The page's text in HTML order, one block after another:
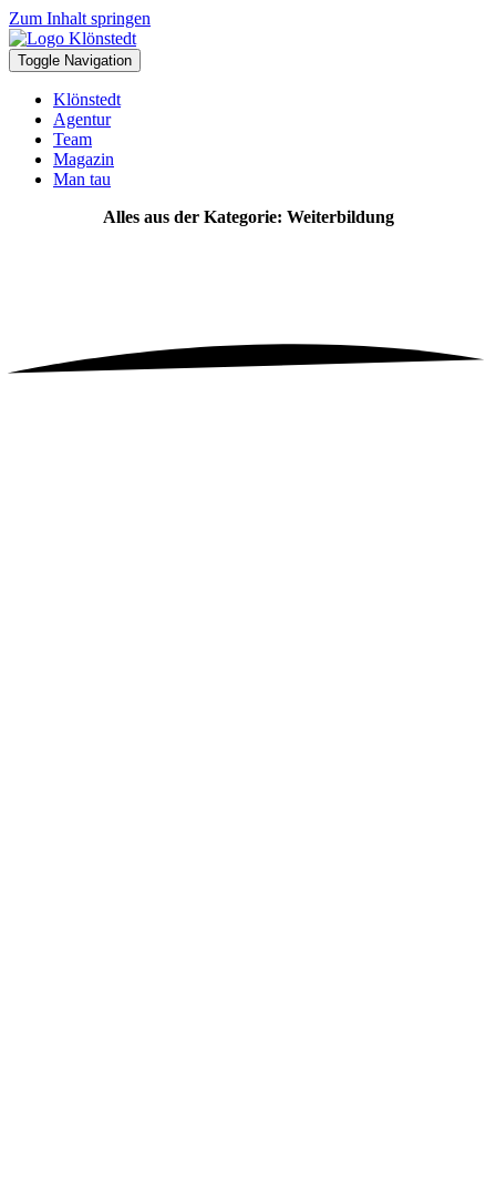
Zum Inhalt springen
Toggle Navigation
Klönstedt
Agentur
Team
Magazin
Man tau
Alles aus der Kategorie: Weiterbildung